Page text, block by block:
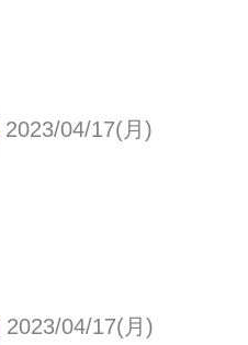
2023/04/17(月)
2023/04/17(月)